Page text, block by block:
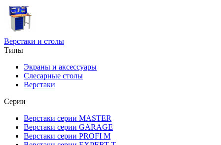
Верстаки и столы
Типы
Экраны и аксессуары
Слесарные столы
Верстаки
Серии
Верстаки серии MASTER
Верстаки серии GARAGE
Верстаки серии PROFI M